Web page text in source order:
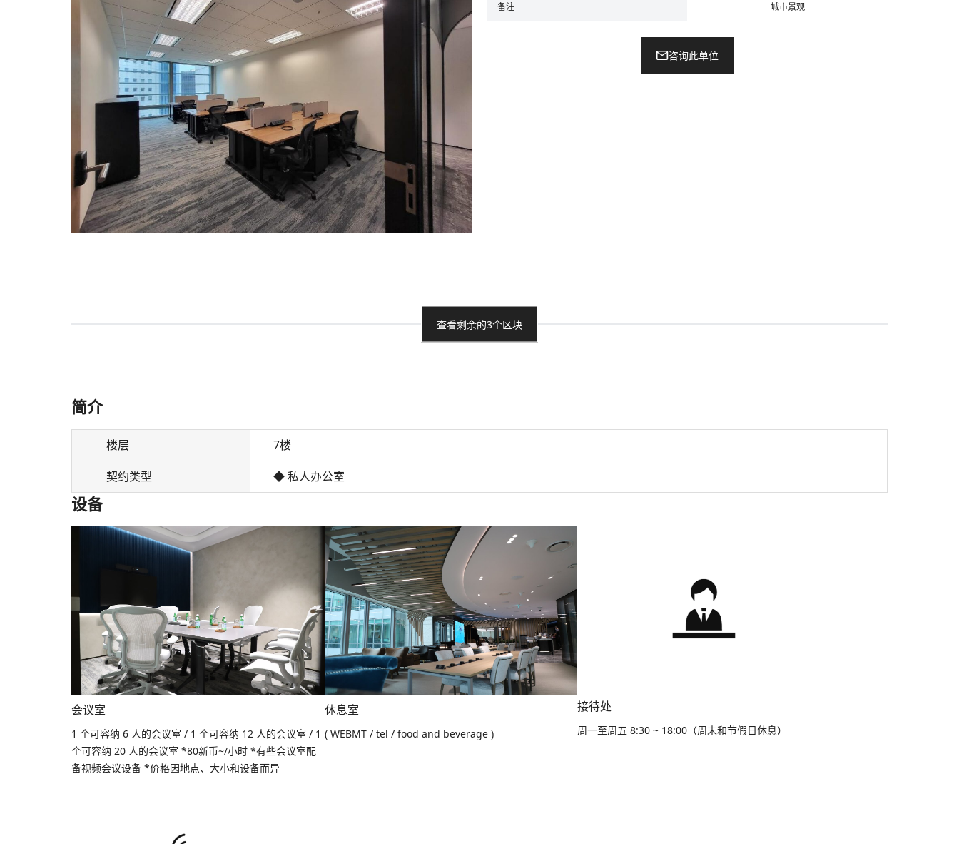
备注 城市景观
咨询此单位
查看剩余的3个区块
简介
楼层
7楼
契约类型
◆ 私人办公室
设备
会议室
1 个可容纳 6 人的会议室 / 1 个可容纳 12 人的会议室 / 1
个可容纳 20 人的会议室 *80新币~/小时 *有些会议室配
备视频会议设备 *价格因地点、大小和设备而异
休息室
( WEBMT / tel / food and beverage )
接待处
周一至周五 8:30 ~ 18:00（周末和节假日休息）